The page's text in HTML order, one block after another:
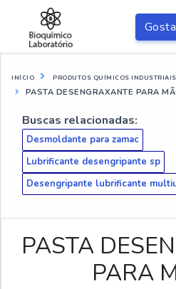
INÍCIO PRODUTOS QUÍMICOS INDUSTRIAIS
PASTA DESENGRAXANTE PARA
Buscas relacionadas:
Desmoldante para zamac
Lubrificante desengripante sp
Desengripante lubrificante
PASTA
PARA